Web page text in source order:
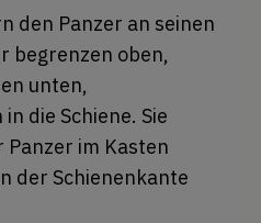
den Panzer an seinen
begrenzen oben,
unten,
die Schiene. Sie
im Kasten
der Schienenkante